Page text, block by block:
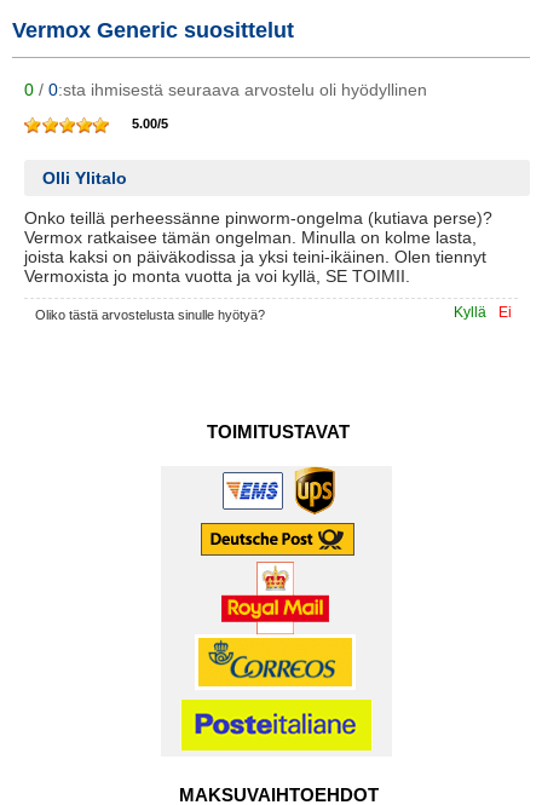
Vermox Generic suosittelut
0 / 0:sta ihmisestä seuraava arvostelu oli hyödyllinen
5.00/5
Olli Ylitalo
Onko teillä perheessänne pinworm-ongelma (kutiava perse)?
Vermox ratkaisee tämän ongelman. Minulla on kolme lasta,
joista kaksi on päiväkodissa ja yksi teini-ikäinen. Olen tiennyt
Vermoxista jo monta vuotta ja voi kyllä, SE TOIMII.
Ei
Kyllä
Oliko tästä arvostelusta sinulle hyötyä?
MAKSUVAIHTOEHDOT
TOIMITUSTAVAT